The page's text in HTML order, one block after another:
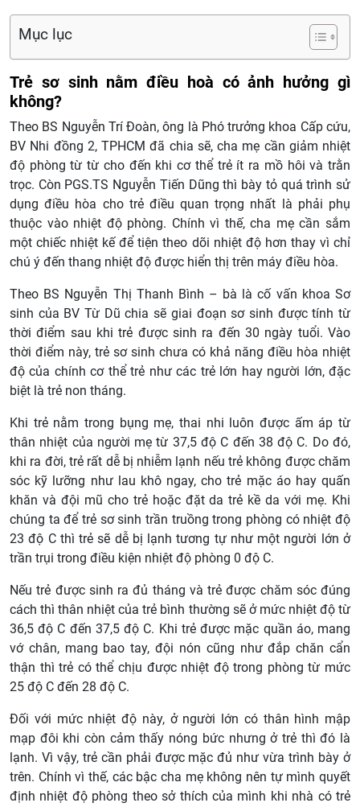
Mục lục
Trẻ sơ sinh nằm điều hoà có ảnh hưởng gì
không?
Theo BS Nguyễn Trí Đoàn, ông là Phó trưởng khoa Cấp cứu,
BV Nhi đồng 2, TPHCM đã chia sẽ, cha mẹ cần giảm nhiệt
độ phòng từ từ cho đến khi cơ thể trẻ ít ra mồ hôi và trằn
trọc. Còn PGS.TS Nguyễn Tiến Dũng thì bày tỏ quá trình sử
dụng điều hòa cho trẻ điều quan trọng nhất là phải phụ
thuộc vào nhiệt độ phòng. Chính vì thế, cha mẹ cần sắm
một chiếc nhiệt kế để tiện theo dõi nhiệt độ hơn thay vì chỉ
chú ý đến thang nhiệt độ được hiển thị trên máy điều hòa.
Theo BS Nguyễn Thị Thanh Bình – bà là cố vấn khoa Sơ
sinh của BV Từ Dũ chia sẽ giai đoạn sơ sinh được tính từ
thời điểm sau khi trẻ được sinh ra đến 30 ngày tuổi. Vào
thời điểm này, trẻ sơ sinh chưa có khả năng điều hòa nhiệt
độ của chính cơ thể trẻ như các trẻ lớn hay người lớn, đặc
biệt là trẻ non tháng.
Khi trẻ nằm trong bụng mẹ, thai nhi luôn được ấm áp từ
thân nhiệt của người mẹ từ 37,5 độ C đến 38 độ C. Do đó,
khi ra đời, trẻ rất dễ bị nhiễm lạnh nếu trẻ không được chăm
sóc kỹ lưỡng như lau khô ngay, cho trẻ mặc áo hay quấn
khăn và đội mũ cho trẻ hoặc đặt da trẻ kề da với mẹ. Khi
chúng ta để trẻ sơ sinh trần truồng trong phòng có nhiệt độ
23 độ C thì trẻ sẽ dễ bị lạnh tương tự như một người lớn ở
trần trụi trong điều kiện nhiệt độ phòng 0 độ C.
Nếu trẻ được sinh ra đủ tháng và trẻ được chăm sóc đúng
cách thì thân nhiệt của trẻ bình thường sẽ ở mức nhiệt độ từ
36,5 độ C đến 37,5 độ C. Khi trẻ được mặc quần áo, mang
vớ chân, mang bao tay, đội nón cũng như đắp chăn cẩn
thận thì trẻ có thể chịu được nhiệt độ trong phòng từ mức
25 độ C đến 28 độ C.
Đối với mức nhiệt độ này, ở người lớn có thân hình mập
mạp đôi khi còn cảm thấy nóng bức nhưng ở trẻ thì đó là
lạnh. Vì vậy, trẻ cần phải được mặc đủ như vừa trình bày ở
trên. Chính vì thế, các bậc cha mẹ không nên tự mình quyết
định nhiệt độ phòng theo sở thích của mình khi nhà có trẻ